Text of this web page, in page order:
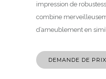
impression de
combine
d’ameublement en
DEMANDE DE PRIX